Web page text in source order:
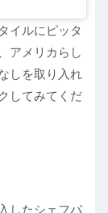
イルにピッタ
アメリカらし
しを取り入れ
してみてくだ
したシェフパ